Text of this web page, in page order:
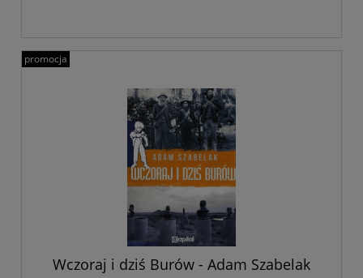
Wczoraj i dziś Burów - Adam Szabelak
promocja